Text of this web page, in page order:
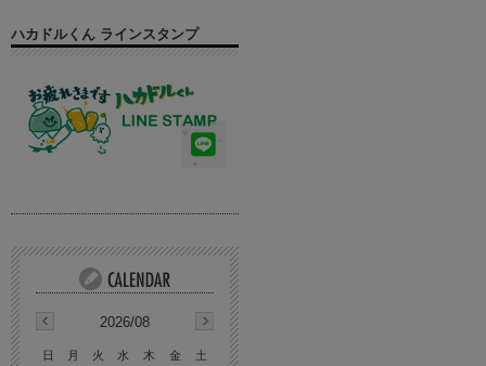
ハカドルくん ラインスタンプ
2026/08
日 月 火 水 木 金
土